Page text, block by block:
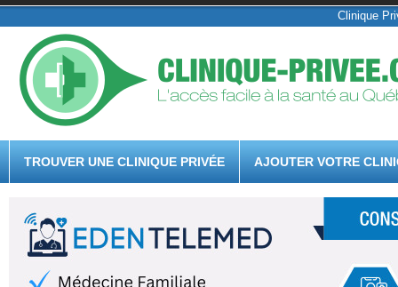
Clinique
TROUVER UNE CLINIQUE PRIVÉE AJOUTER VOTRE